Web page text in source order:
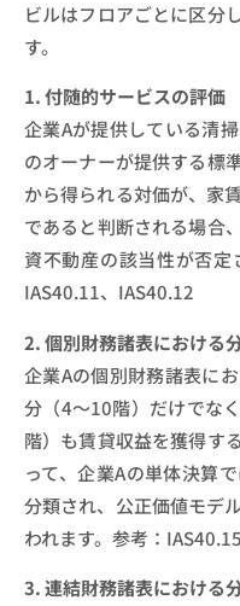
ビルはフロアごとに区分
す。
1. 付随的サービスの評価
企業Aが提供している清
のオーナーが提供する標
から得られる対価が、家
であると判断される場合
資不動産の該当性が否定
IAS40.11、IAS40.12
2. 個別財務諸表における
企業Aの個別財務諸表に
分（4〜10階）だけでな
階）も賃貸収益を獲得す
って、企業Aの単体決算
分類され、公正価値モデ
われます。参考：IAS40.15
3. 連結財務諸表における